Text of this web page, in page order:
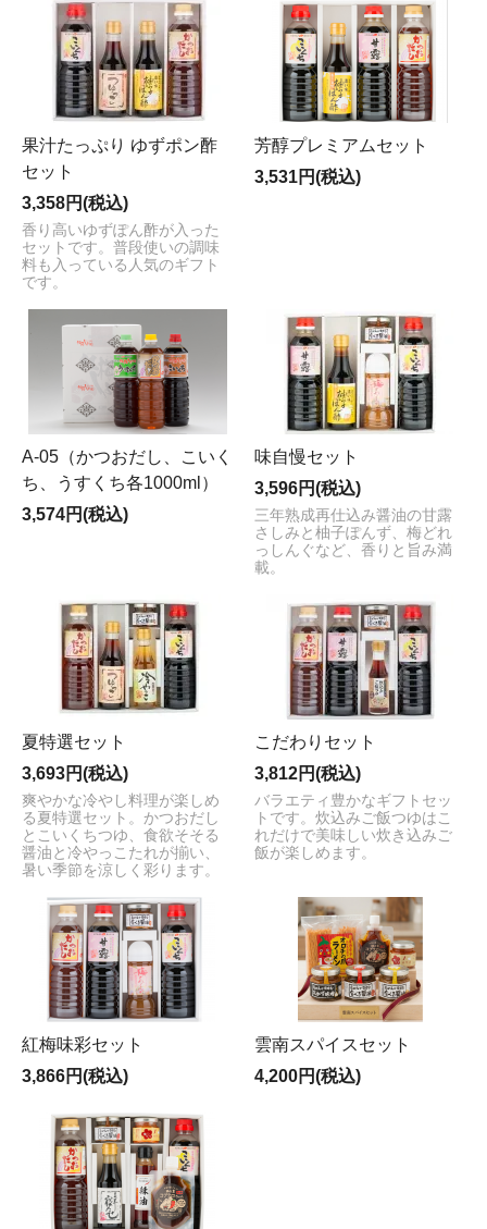
果汁たっぷり ゆずポン酢
セット
3,358円(税込)
香り高いゆずぽん酢が入った
セットです。普段使いの調味
料も入っている人気のギフト
です。
芳醇プレミアムセット
3,531円(税込)
A-05（かつおだし、こいく
ち、うすくち各1000ml）
3,574円(税込)
味自慢セット
3,596円(税込)
三年熟成再仕込み醤油の甘露
さしみと柚子ぽんず、梅どれ
っしんぐなど、香りと旨み満
載。
夏特選セット
3,693円(税込)
爽やかな冷やし料理が楽しめ
る夏特選セット。かつおだし
とこいくちつゆ、食欲そそる
醤油と冷やっこたれが揃い、
暑い季節を涼しく彩ります。
こだわりセット
3,812円(税込)
バラエティ豊かなギフトセッ
トです。炊込みご飯つゆはこ
れだけで美味しい炊き込みご
飯が楽しめます。
紅梅味彩セット
3,866円(税込)
雲南スパイスセット
4,200円(税込)